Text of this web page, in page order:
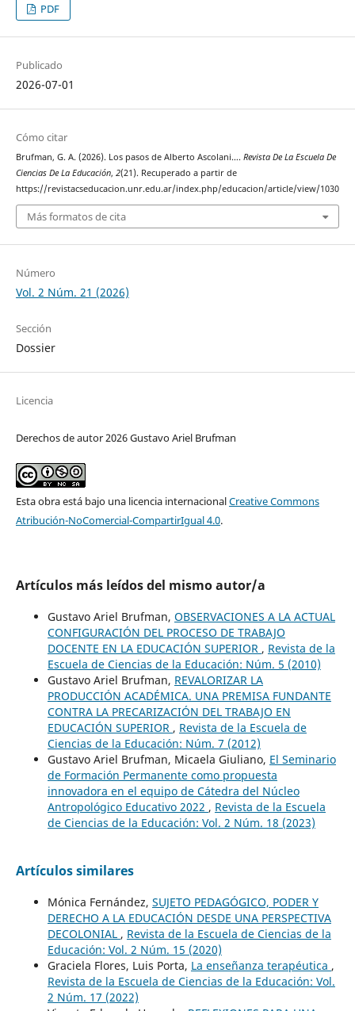
PDF
Publicado
2026-07-01
Cómo citar
Brufman, G. A. (2026). Los pasos de Alberto Ascolani…. Revista De La Escuela De
Ciencias De La Educación, 2(21). Recuperado a partir de
https://revistacseducacion.unr.edu.ar/index.php/educacion/article/view/1030
Más formatos de cita
Número
Vol. 2 Núm. 21 (2026)
Sección
Dossier
Licencia
Derechos de autor 2026 Gustavo Ariel Brufman
Esta obra está bajo una licencia internacionalCreative Commons
Atribución-NoComercial-CompartirIgual 4.0.
Artículos más leídos del mismo autor/a
Gustavo Ariel Brufman, OBSERVACIONES A LA ACTUAL
CONFIGURACIÓN DEL PROCESO DE TRABAJO
DOCENTE EN LA EDUCACIÓN SUPERIOR , Revista de la
Escuela de Ciencias de la Educación: Núm. 5 (2010)
Gustavo Ariel Brufman, REVALORIZAR LA
PRODUCCIÓN ACADÉMICA. UNA PREMISA FUNDANTE
CONTRA LA PRECARIZACIÓN DEL TRABAJO EN
EDUCACIÓN SUPERIOR , Revista de la Escuela de
Ciencias de la Educación: Núm. 7 (2012)
Gustavo Ariel Brufman, Micaela Giuliano, El Seminario
de Formación Permanente como propuesta
innovadora en el equipo de Cátedra del Núcleo
Antropológico Educativo 2022 , Revista de la Escuela
de Ciencias de la Educación: Vol. 2 Núm. 18 (2023)
Artículos similares
Mónica Fernández, SUJETO PEDAGÓGICO, PODER Y
DERECHO A LA EDUCACIÓN DESDE UNA PERSPECTIVA
DECOLONIAL , Revista de la Escuela de Ciencias de la
Educación: Vol. 2 Núm. 15 (2020)
Graciela Flores, Luis Porta, La enseñanza terapéutica ,
Revista de la Escuela de Ciencias de la Educación: Vol.
2 Núm. 17 (2022)